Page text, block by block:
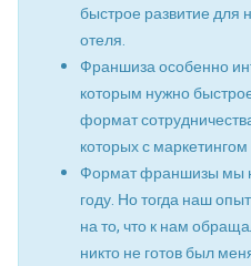
быстрое развитие для
отеля.
Франшиза особенно
которым нужно
формат
которых с
Формат франшизы мы
году. Но тогда наш
на то, что к нам
никто не готов был